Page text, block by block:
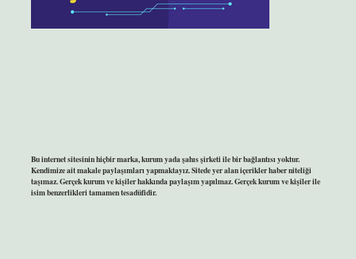
Bu internet sitesinin hiçbir marka, kurum yada şahıs şirketi ile bir bağlantısı yoktur.
Kendimize ait makale paylaşımları yapmaktayız. Sitede yer alan içerikler haber niteliği
taşımaz. Gerçek kurum ve kişiler hakkında paylaşım yapılmaz. Gerçek kurum ve kişiler ile
isim benzerlikleri tamamen tesadüfidir.